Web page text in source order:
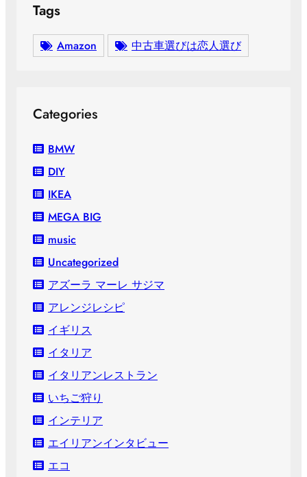
Tags
Amazon 中古車選びは恋人選び
Categories
BMW
DIY
IKEA
MEGA BIG
music
Uncategorized
アズーラ マーレ サジマ
アレンジレシピ
イギリス
イタリア
イタリアンレストラン
いちご狩り
インテリア
エイリアンインタビュー
エコ